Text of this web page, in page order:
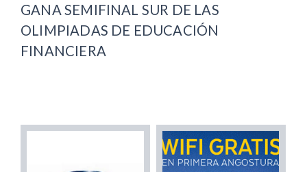
GANA SEMIFINAL SUR DE LAS
OLIMPIADAS DE EDUCACIÓN
FINANCIERA